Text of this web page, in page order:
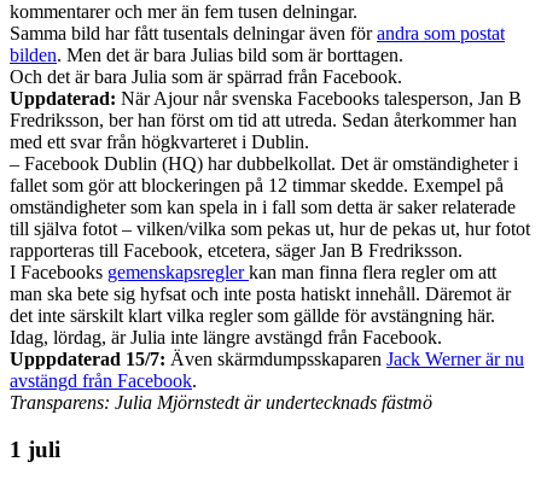
kommentarer och mer än fem tusen delningar.
Samma bild har fått tusentals delningar även förandra som postat
bilden. Men det är bara Julias bild som är borttagen.
Och det är bara Julia som är spärrad från Facebook.
Uppdaterad: När Ajour når svenska Facebooks talesperson, Jan B
Fredriksson, ber han först om tid att utreda. Sedan återkommer han
med ett svar från högkvarteret i Dublin.
– Facebook Dublin (HQ) har dubbelkollat. Det är omständigheter i
fallet som gör att blockeringen på 12 timmar skedde. Exempel på
omständigheter som kan spela in i fall som detta är saker relaterade
till själva fotot – vilken/vilka som pekas ut, hur de pekas ut, hur fotot
rapporteras till Facebook, etcetera, säger Jan B Fredriksson.
I Facebooks gemenskapsreglerkan man finna flera regler om att
man ska bete sig hyfsat och inte posta hatiskt innehåll. Däremot är
det inte särskilt klart vilka regler som gällde för avstängning här.
Idag, lördag, är Julia inte längre avstängd från Facebook.
Upppdaterad 15/7: Även skärmdumpsskaparen Jack Werner är nu
avstängd från Facebook.
Transparens: Julia Mjörnstedt är undertecknads fästmö
1 juli